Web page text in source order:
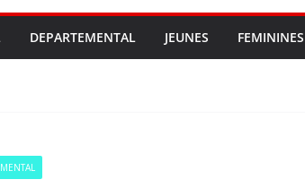
terrain d’expression au HOFC
DEPARTEMENTAL JEUNES FEMININES